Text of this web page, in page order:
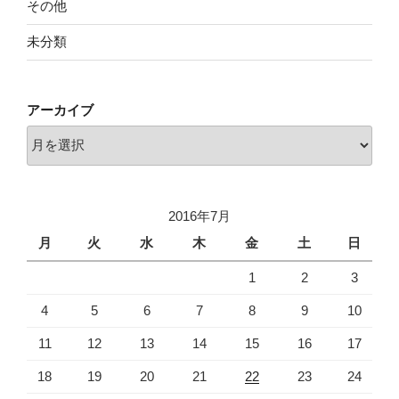
その他
未分類
アーカイブ
ア
2016年7月
月
火 水 木 金 土 日
1 2 3
4 5 6 7 8 9 10
11 12 13 14 15 16 17
18 19 20 21 22 23 24